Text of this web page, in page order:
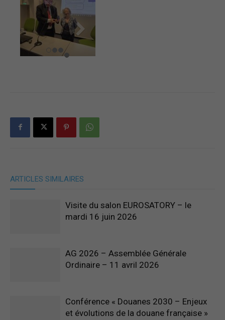
ARTICLES SIMILAIRES
Visite du salon EUROSATORY – le
mardi 16 juin 2026
AG 2026 – Assemblée Générale
Ordinaire – 11 avril 2026
Conférence « Douanes 2030 – Enjeux
et évolutions de la douane française »